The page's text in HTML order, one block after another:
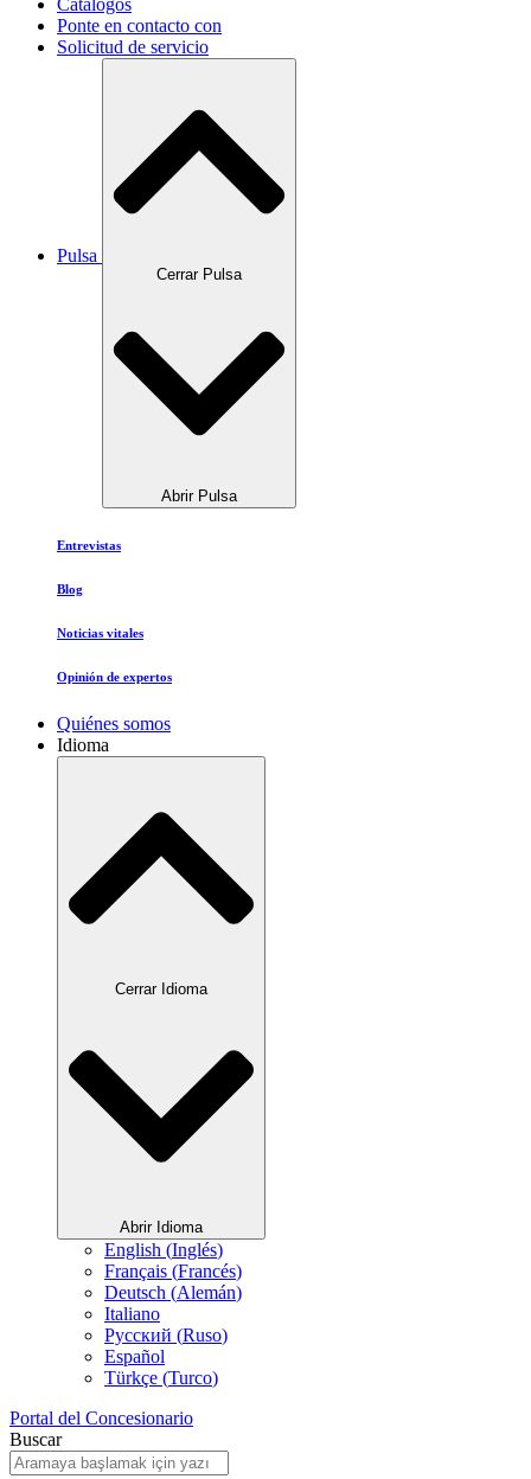
Catálogos
Ponte en contacto con
Solicitud de servicio
Pulsa
Cerrar Pulsa
Abrir Pulsa
Entrevistas
Blog
Noticias vitales
Opinión de expertos
Quiénes somos
Idioma
Cerrar Idioma
Abrir Idioma
English (Inglés)
Français (Francés)
Deutsch (Alemán)
Italiano
Русский (Ruso)
Español
Türkçe (Turco)
Portal del Concesionario
Buscar